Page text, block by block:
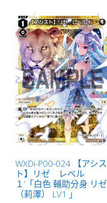
WXDi-P00-024 【アシス
ト】リゼ レベル
１’「白色 輔助分身 リゼ
（莉澤） LV1 」